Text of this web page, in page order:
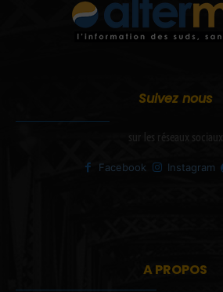
Suivez nous
sur les réseaux sociaux
Facebook Instagram
A PROPOS